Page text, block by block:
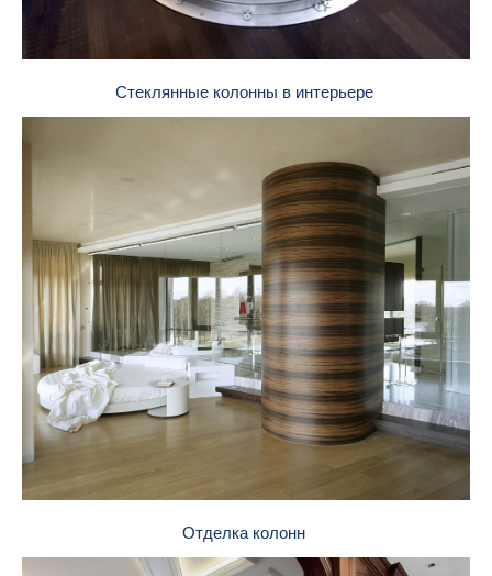
Стеклянные колонны в интерьере
Отделка колонн